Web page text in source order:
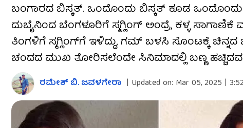
ಬಂಗಾರದ ಬಿಸ್ಕತ್. ಒಂದೊಂದು ಬಿಸ್ಕತ್ ಕೂಡ
ದುಬೈನಿಂದ ಬೆಂಗಳೂರಿಗೆ ಸ್ಮಗ್ಲಿಂಗ್ ಅಂದ್ರೆ, ಕಳ್ಳ
ತಿಂಗಳಿಗೆ ಸ್ಮಗ್ಲಿಂಗ್​ಗೆ ಇಳಿದ್ದು, ಗಮ್‌ ಬಳಸಿ ಸೊಂಟಕ್ಕೆ
ಚಂದದ ಮುಖ ತೋರಿಸಲೆಂದೇ ಸಿನಿಮಾದಲ್ಲಿ ಬಣ್ಣ
ರಮೇಶ್ ಬಿ. ಜವಳಗೇರಾ | Updated on: Mar 05, 2025 |